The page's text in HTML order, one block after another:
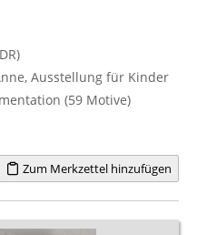
Ausstellung für Kinder
(59 Motive)
Zum Merkzettel hinzufügen